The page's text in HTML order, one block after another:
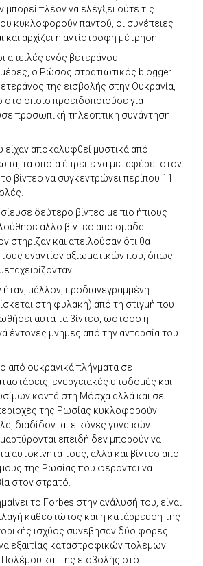
πλέον να ελέγξει ούτε τις
κυκλοφορούν παντού, οι συνέπειες
και αρχίζει η αντίστροφη μέτρηση.
απειλές ενός βετεράνου
ο Ρώσος στρατιωτικός blogger
της εισβολής στην Ουκρανία,
στο οποίο προειδοποιούσε για
προσωπική τηλεοπτική συνάντηση
είχαν αποκαλυφθεί μυστικά από
τα οποία έπρεπε να μεταφέρει στον
βίντεο να συγκεντρώνει περίπου 11
δεύτερο βίντεο με πιο ήπιους
άλλο βίντεο από ομάδα
στήριζαν και απειλούσαν ότι θα
εναντίον αξιωματικών που, όπως
ήταν, μάλλον, προδιαγεγραμμένη
στη φυλακή) από τη στιγμή που
αυτά τα βίντεο, ωστόσο η
έντονες μνήμες από την ανταρσία του
από ουκρανικά πλήγματα σε
ενεργειακές υποδομές και
κοντά στη Μόσχα αλλά και σε
της Ρωσίας κυκλοφορούν
διαδίδονται εικόνες γυναικών
επειδή δεν μπορούν να
αυτοκίνητά τους, αλλά και βίντεο από
της Ρωσίας που φέρονται να
στον στρατό.
το Forbes στην ανάλυσή του, είναι
καθεστώτος και η κατάρρευση της
ισχύος συνέβησαν δύο φορές
εξαιτίας καταστροφικών πολέμων:
και της εισβολής στο